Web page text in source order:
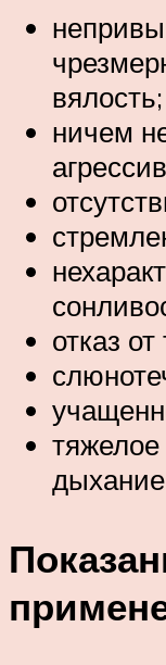
вялость;
ничем
отказ